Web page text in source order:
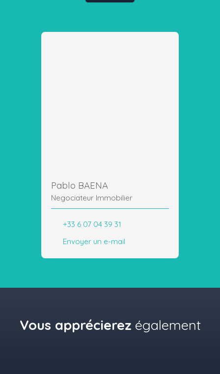
Pablo BAENA
Negociateur Immobilier
+33 6 07 04 39 31
Envoyer un e-mail
Vous apprécierez également